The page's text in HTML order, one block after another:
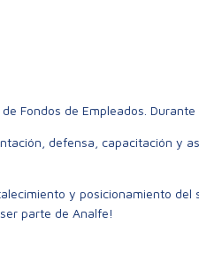
Fondos de Empleados.
defensa, capacitación y
y posicionamiento
parte de Analfe!